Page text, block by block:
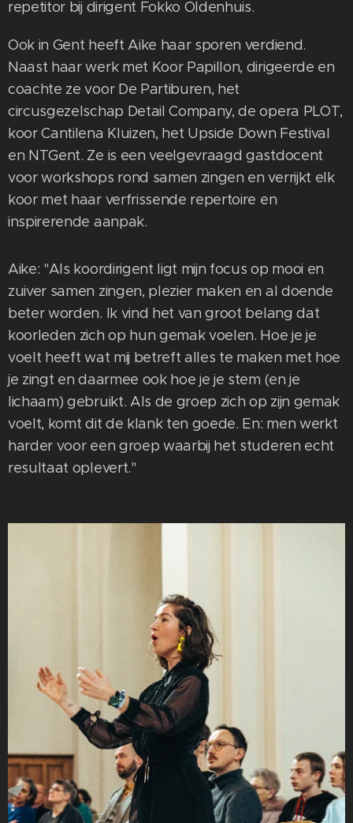
repetitor bij dirigent Fokko Oldenhuis.
Ook in Gent heeft Aike haar sporen verdiend.
Naast haar werk met Koor Papillon, dirigeerde en
coachte ze voor De Partiburen, het
circusgezelschap Detail Company, de opera PLOT,
koor Cantilena Kluizen, het Upside Down Festival
en NTGent. Ze is een veelgevraagd gastdocent
voor workshops rond samen zingen en verrijkt elk
koor met haar verfrissende repertoire en
inspirerende aanpak.
Aike: "Als koordirigent ligt mijn focus op mooi en
zuiver samen zingen, plezier maken en al doende
beter worden. Ik vind het van groot belang dat
koorleden zich op hun gemak voelen. Hoe je je
voelt heeft wat mij betreft alles te maken met hoe
je zingt en daarmee ook hoe je je stem (en je
lichaam) gebruikt. Als de groep zich op zijn gemak
voelt, komt dit de klank ten goede. En: men werkt
harder voor een groep waarbij het studeren echt
resultaat oplevert."